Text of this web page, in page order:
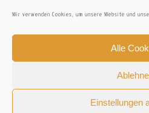
Wir verwenden Cookies, um unsere Website und
Alle
Einstellungen